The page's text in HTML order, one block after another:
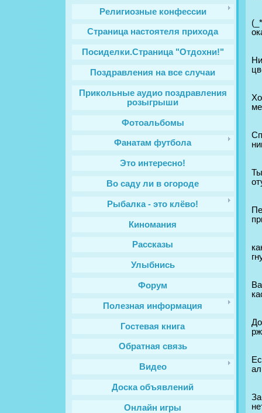
Религиозные конфессии
Cтраница настоятеля прихода
Посиделки.Страница "Отдохни!"
Поздравления на все случаи
Прикольные аудио поздравления
розыгрыши
Фотоальбомы
Фанатам футбола
Это интересно!
Во саду ли в огороде
Рыбалка - это клёво!
Киномания
Рассказы
Улыбнись
Форум
Полезная информация
Гостевая книга
Обратная связь
Видео
Доска объявлений
Онлайн игры